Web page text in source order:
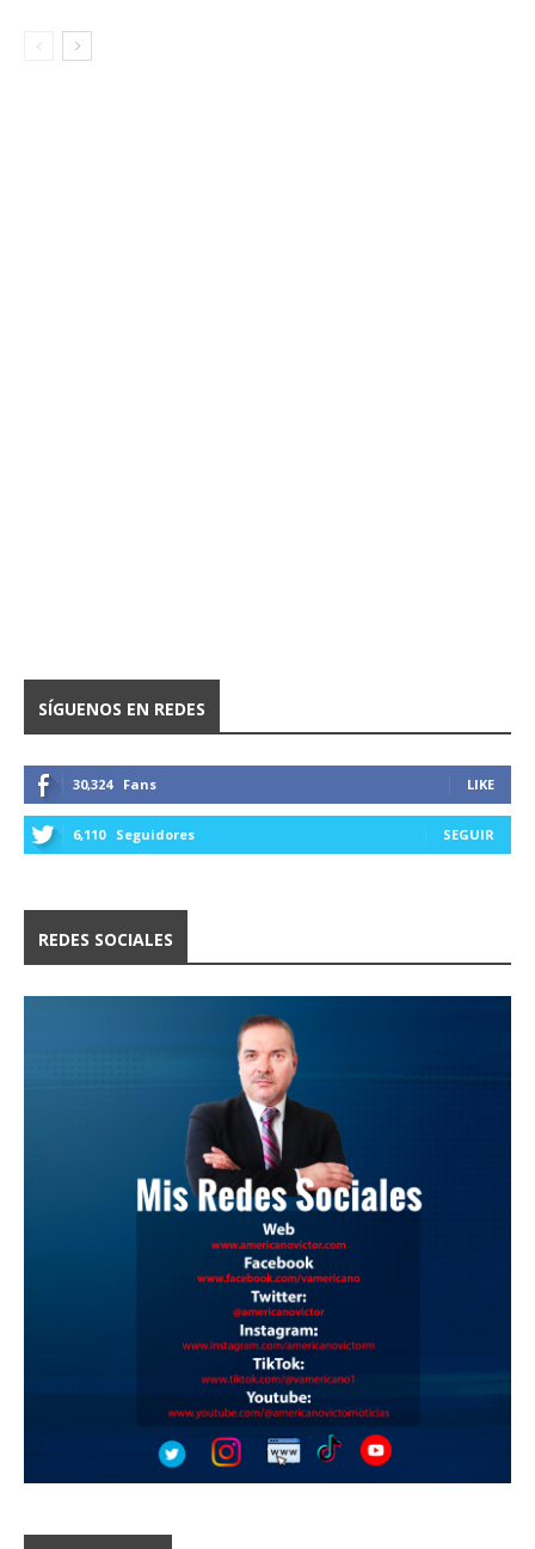
SÍGUENOS EN REDES
30,324 Fans LIKE
6,110 Seguidores SEGUIR
REDES SOCIALES